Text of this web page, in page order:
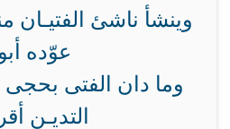
وينشأ ناشئ
عوّده
وما دان الفتى
التديـن